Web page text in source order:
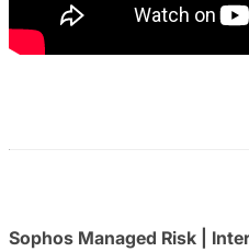
Sophos Managed Risk |